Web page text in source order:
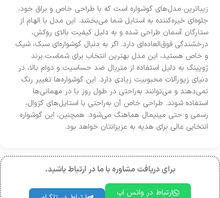
زیباترین مدل‌های گوشواره است که با طراحی خاص و براق خود،
جلوه‌ای خیره‌کننده به استایل شما می‌بخشد. این مدل با الهام از
ستارگان آسمان طراحی شده و به دلیل کیفیت بالای روکش،
درخشندگی فوق‌العاده‌ای دارد. اگر به دنبال گوشواره‌ای سبک، شیک
و خاص هستید، این مدل بهترین انتخاب برای شماست.برند
ژوپینگ به دلیل استفاده از متریال ضد حساسیت و دوام بالا، در
دنیای زیورآلات محبوبیت زیادی دارد. این گوشواره‌ها تغییر رنگ
نمی‌دهند و می‌توانند به‌راحتی در طول روز یا در مهمانی‌ها
استفاده شوند. طراحی خاص آن به‌راحتی با استایل‌های کژوال،
رسمی و حتی مینیمال هماهنگ می‌شود. همچنین، این گوشواره
انتخابی عالی برای هدیه به عزیزانتان خواهد بود.
برای دریافت مشاوره با ما در ارتباط باشید.
ارتباط در واتس اپ